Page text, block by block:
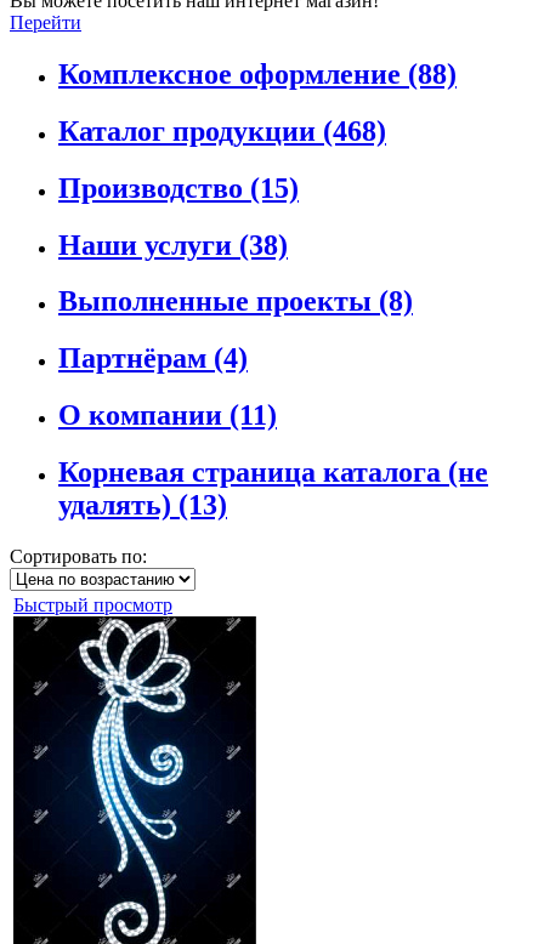
Перейти
Комплексное оформление (88)
Каталог продукции (468)
Производство (15)
Наши услуги (38)
Выполненные проекты (8)
Партнёрам (4)
О компании (11)
Корневая страница каталога (не
удалять) (13)
Сортировать по:
Быстрый просмотр